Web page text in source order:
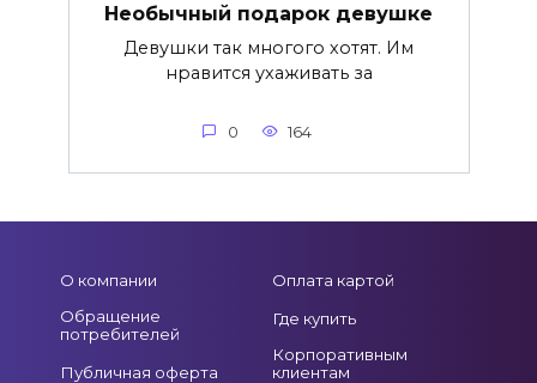
Необычный подарок девушке
Девушки так многого хотят. Им
нравится ухаживать за
0 164
О компании
Обращение
потребителей
Публичная оферта
Оплата картой
Где купить
Корпоративным
клиентам